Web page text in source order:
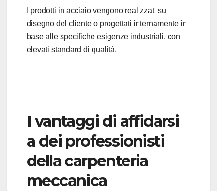
I prodotti in acciaio vengono realizzati su
disegno del cliente o progettati internamente in
base alle specifiche esigenze industriali, con
elevati standard di qualità.
I vantaggi di affidarsi
a dei professionisti
della carpenteria
meccanica